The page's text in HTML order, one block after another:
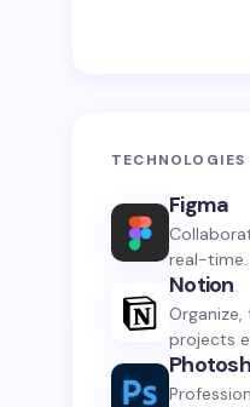
TECHNOLOGIES
Figma
real-time.
Notion
projects